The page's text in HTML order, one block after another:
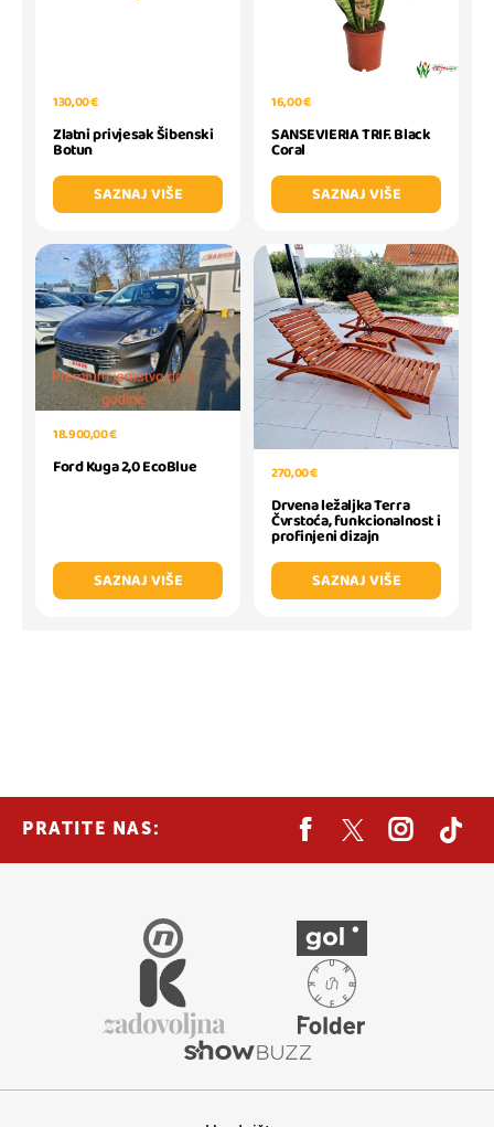
130,00 €
Zlatni privjesak Šibenski
Botun
SAZNAJ VIŠE
16,00 €
SANSEVIERIA TRIF. Black
Coral
SAZNAJ VIŠE
18.900,00 €
Ford Kuga 2,0 EcoBlue
SAZNAJ VIŠE
270,00 €
Drvena ležaljka Terra
Čvrstoća, funkcionalnost i
profinjeni dizajn
SAZNAJ VIŠE
PRATITE NAS: